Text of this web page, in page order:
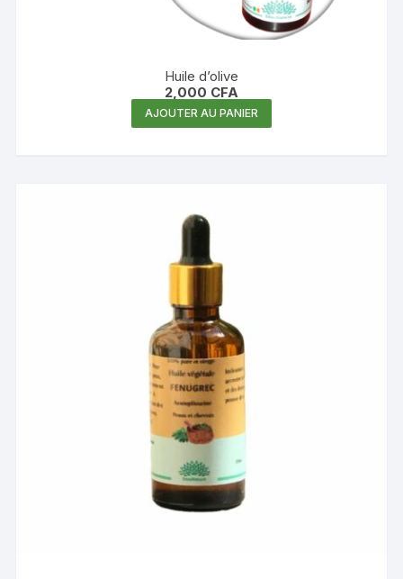
Huile d’olive
2,000 CFA
AJOUTER AU PANIER